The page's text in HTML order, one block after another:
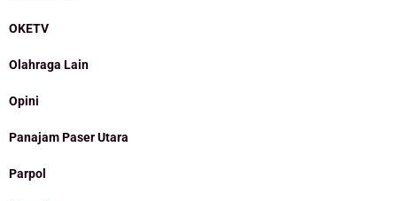
OKETV
Olahraga Lain
Opini
Panajam Paser Utara
Parpol